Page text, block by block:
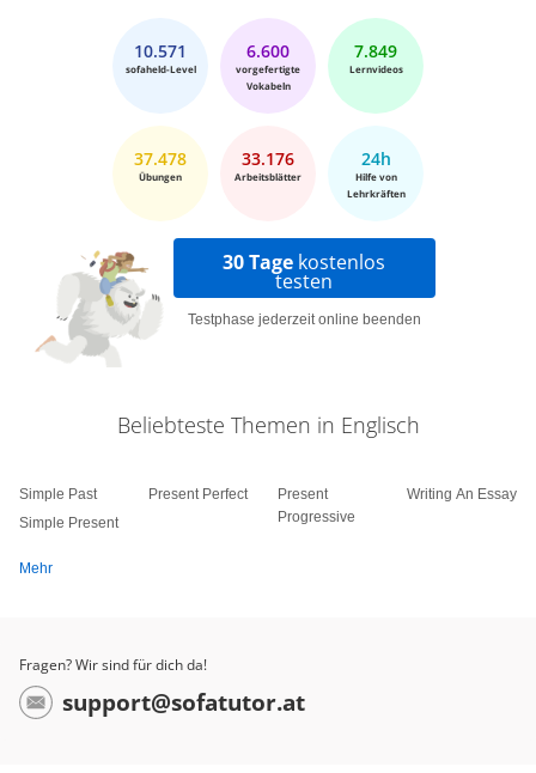
10.571
sofaheld-Level
6.600
vorgefertigte
Vokabeln
7.849
Lernvideos
37.478
Übungen
33.176
Arbeitsblätter
24h
Hilfe von
Lehrkräften
30 Tage kostenlos
testen
Testphase jederzeit online beenden
Beliebteste Themen in Englisch
Simple Past
Simple Present
Present Perfect
Present
Progressive
Writing An Essay
Mehr
Fragen? Wir sind für dich da!
support@sofatutor.at